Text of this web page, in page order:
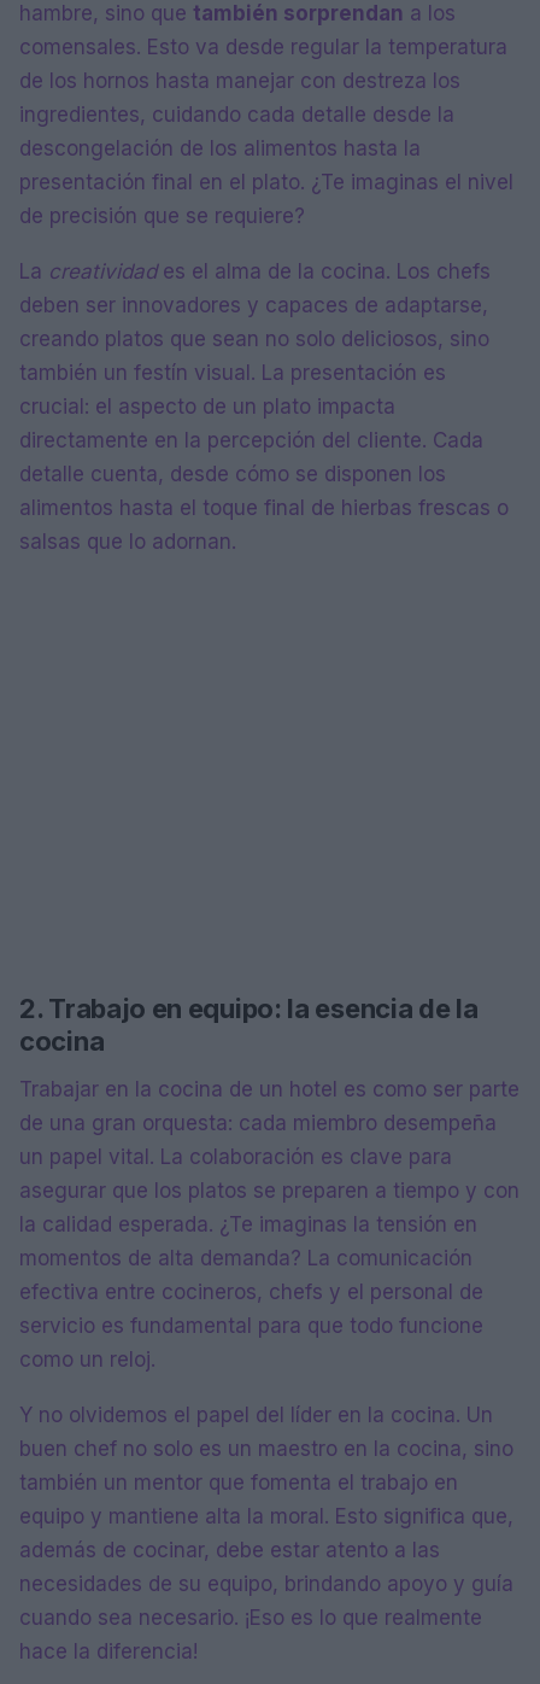
hambre, sino que también sorprendan a los
comensales. Esto va desde regular la temperatura
de los hornos hasta manejar con destreza los
ingredientes, cuidando cada detalle desde la
descongelación de los alimentos hasta la
presentación final en el plato. ¿Te imaginas el nivel
de precisión que se requiere?
La creatividades el alma de la cocina. Los chefs
deben ser innovadores y capaces de adaptarse,
creando platos que sean no solo deliciosos, sino
también un festín visual. La presentación es
crucial: el aspecto de un plato impacta
directamente en la percepción del cliente. Cada
detalle cuenta, desde cómo se disponen los
alimentos hasta el toque final de hierbas frescas o
salsas que lo adornan.
2. Trabajo en equipo: la esencia de la
cocina
Trabajar en la cocina de un hotel es como ser parte
de una gran orquesta: cada miembro desempeña
un papel vital. La colaboración es clave para
asegurar que los platos se preparen a tiempo y con
la calidad esperada. ¿Te imaginas la tensión en
momentos de alta demanda? La comunicación
efectiva entre cocineros, chefs y el personal de
servicio es fundamental para que todo funcione
como un reloj.
Y no olvidemos el papel del líder en la cocina. Un
buen chef no solo es un maestro en la cocina, sino
también un mentor que fomenta el trabajo en
equipo y mantiene alta la moral. Esto significa que,
además de cocinar, debe estar atento a las
necesidades de su equipo, brindando apoyo y guía
cuando sea necesario. ¡Eso es lo que realmente
hace la diferencia!